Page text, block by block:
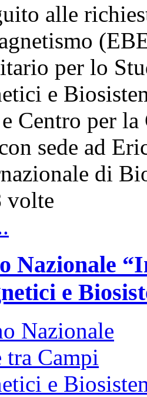
alle
per lo
e
Centro per
sede ad
di
volte
Nazionale
e